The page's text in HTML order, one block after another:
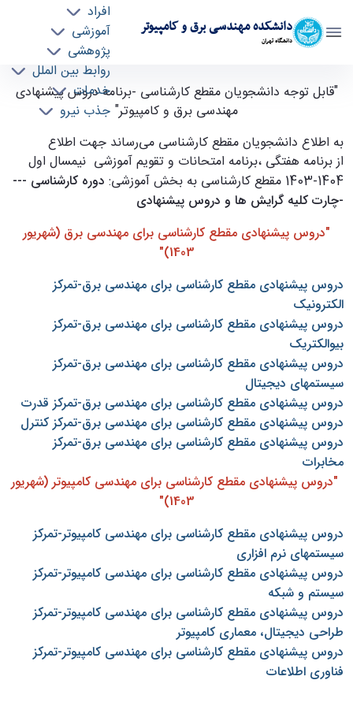
دانشکده مهندسی برق و کامپیوتر
دانشگاه تهران
افراد
آموزشی
پژوهشی
روابط بین الملل
خدمات
جذب نیرو
قابل توجه دانشجویان مقطع کارشناسی -برنامه
پیشنهادی مهندسی برق و کامپیوتر - ece- دانشکده
مهندسی برق و کامپیوتر
"قابل توجه دانشجویان مقطع کارشناسی -برنامه دروس پیشنهادی
مهندسی برق و کامپیوتر"
به اطلاع دانشجویان مقطع کارشناسی می‌رساند جهت اطلاع
از برنامه هفتگی ،برنامه امتحانات و تقویم آموزشی نیمسال اول
1404-1403 مقطع کارشناسی به بخش آموزشی:
دوره کارشناسی ---
-چارت کلیه گرایش ها و دروس پیشنهادی
"دروس پیشنهادی مقطع کارشناسی برای مهندسی برق (شهریور
1403)"
دروس پیشنهادی مقطع کارشناسی برای مهندسی برق-تمرکز
الکترونیک
دروس پیشنهادی مقطع کارشناسی برای مهندسی برق-تمرکز
بیوالکتریک
دروس پیشنهادی مقطع کارشناسی برای مهندسی برق-تمرکز
سیستمهای دیجیتال
دروس پیشنهادی مقطع کارشناسی برای مهندسی برق-تمرکز قدرت
دروس پیشنهادی مقطع کارشناسی برای مهندسی برق-تمرکز کنترل
دروس پیشنهادی مقطع کارشناسی برای مهندسی برق-تمرکز
مخابرات
"دروس پیشنهادی مقطع کارشناسی برای مهندسی کامپیوتر (شهریور
1403)"
دروس پیشنهادی مقطع کارشناسی برای مهندسی کامپیوتر-تمرکز
سیستمهای نرم افزاری
دروس پیشنهادی مقطع کارشناسی برای مهندسی کامپیوتر-تمرکز
سیستم و شبکه
دروس پیشنهادی مقطع کارشناسی برای مهندسی کامپیوتر-تمرکز
طراحی دیجیتال، معماری کامپیوتر
دروس پیشنهادی مقطع کارشناسی برای مهندسی کامپیوتر-تمرکز
فناوری اطلاعات